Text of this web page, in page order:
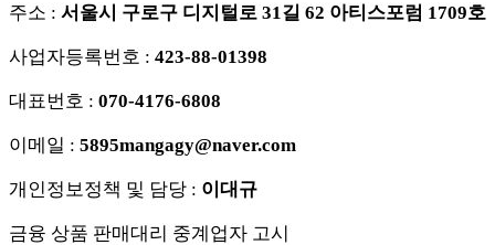
주소 : 서울시 구로구 디지털로 31길 62 아티스포럼 1709호
사업자등록번호 : 423-88-01398
대표번호 : 070-4176-6808
이메일 : 5895mangagy@naver.com
개인정보정책 및 담당 : 이대규
금융 상품 판매대리 중계업자 고시